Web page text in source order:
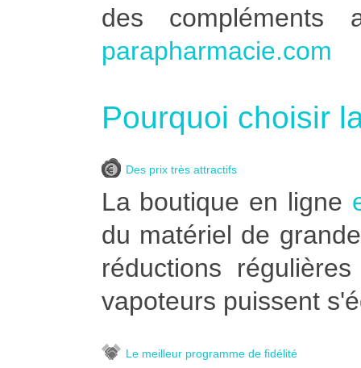
des compléments
parapharmacie.com
Pourquoi choisir
Des prix très attractifs
La boutique en ligne
du matériel de
réductions
vapoteurs puissent
Le meilleur programme de fidélité